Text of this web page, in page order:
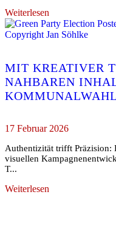
Weiterlesen
MIT KREATIVER
NAHBAREN
17 Februar 2026
Authentizität trifft Präzision:
visuellen
T...
Weiterlesen